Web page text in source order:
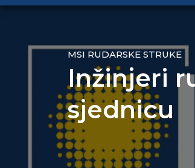
MSI RUDARSKE STRUKE
Inžinjeri
sjednicu